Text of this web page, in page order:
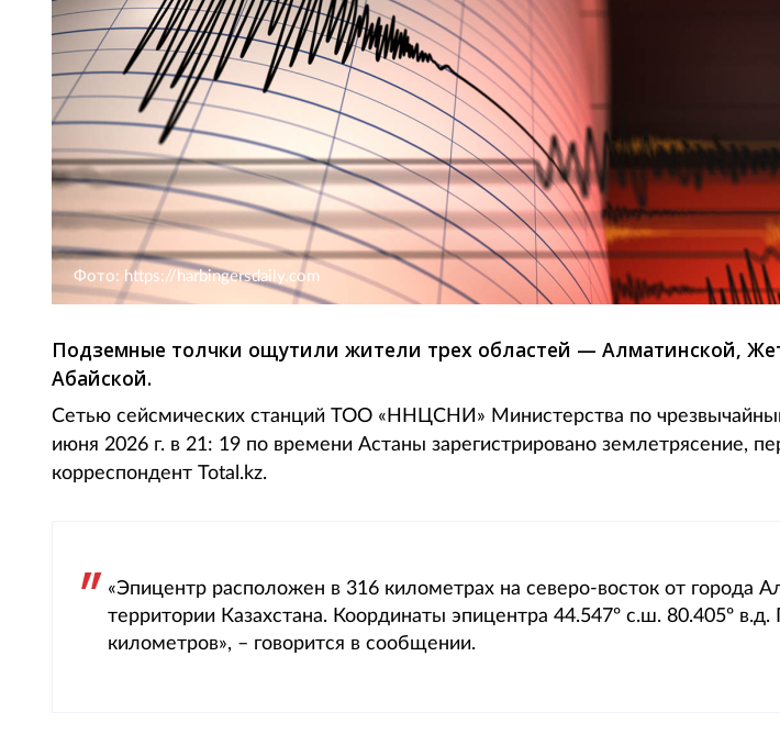
Фото: https://harbingersdaily.com
Подземные толчки ощутили жители трех областей — Алматинской,
Абайской.
Cетью сейсмических станций ТОО «ННЦСНИ» Министерства по
июня 2026 г. в 21: 19 по времени Астаны зарегистрировано землетрясение,
корреспондент Total.kz.
«Эпицентр расположен в 316 километрах на северо-восток от города
территории Казахстана. Координаты эпицентра 44.547º с.ш. 80.405º в.д.
километров», – говорится в сообщении.